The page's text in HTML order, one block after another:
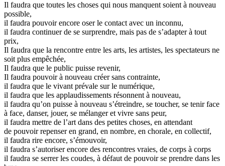
Il faudra que toutes les choses qui nous manquent soient à nouveau
possible,
il faudra pouvoir encore oser le contact avec un inconnu,
il faudra continuer de se surprendre, mais pas de s’adapter à tout
prix,
Il faudra que la rencontre entre les arts, les artistes, les spectateurs ne
soit plus empêchée,
Il faudra que le public puisse revenir,
Il faudra pouvoir à nouveau créer sans contrainte,
il faudra que le vivant prévale sur le numérique,
il faudra que les applaudissements résonnent à nouveau,
il faudra qu’on puisse à nouveau s’étreindre, se toucher, se tenir face
à face, danser, jouer, se mélanger et vivre sans peur,
il faudra mettre de l’art dans des petites choses, en attendant
de pouvoir repenser en grand, en nombre, en chorale, en collectif,
il faudra rire encore, s’émouvoir,
il faudra s’autoriser encore des rencontres vraies, de corps à corps
il faudra se serrer les coudes, à défaut de pouvoir se prendre dans les